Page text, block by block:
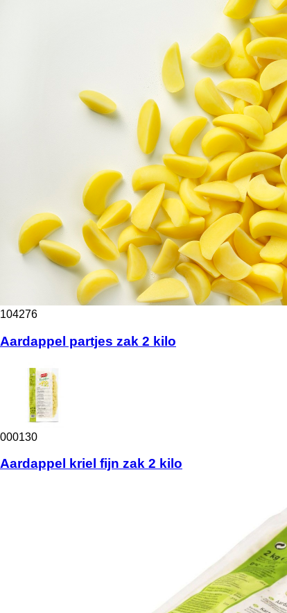
104276
Aardappel partjes zak 2 kilo
000130
Aardappel kriel fijn zak 2 kilo